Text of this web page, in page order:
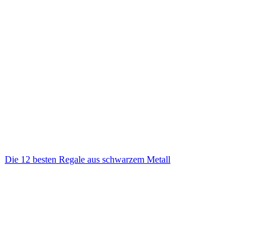
Die 12 besten Regale aus schwarzem Metall